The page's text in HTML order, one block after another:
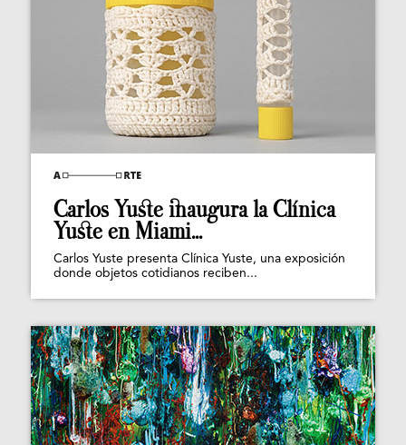
Carlos Yuste inaugura la Clínica
Yuste en Miami...
Carlos Yuste presenta Clínica Yuste, una exposición
donde objetos cotidianos reciben...